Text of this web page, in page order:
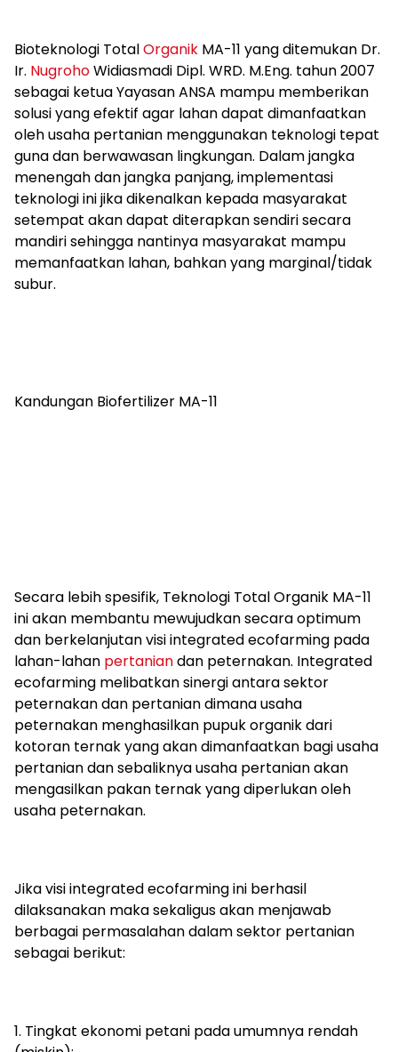
Bioteknologi TotalOrganik MA-11 yang ditemukan Dr.
Ir. NugrohoWidiasmadi Dipl. WRD. M.Eng. tahun 2007
sebagai ketua Yayasan ANSA mampu memberikan
solusi yang efektif agar lahan dapat dimanfaatkan
oleh usaha pertanian menggunakan teknologi tepat
guna dan berwawasan lingkungan. Dalam jangka
menengah dan jangka panjang, implementasi
teknologi ini jika dikenalkan kepada masyarakat
setempat akan dapat diterapkan sendiri secara
mandiri sehingga nantinya masyarakat mampu
memanfaatkan lahan, bahkan yang marginal/tidak
subur.
Kandungan Biofertilizer MA-11
Secara lebih spesifik, Teknologi Total Organik MA-11
ini akan membantu mewujudkan secara optimum
dan berkelanjutan visi integrated ecofarming pada
lahan-lahan pertaniandan peternakan. Integrated
ecofarming melibatkan sinergi antara sektor
peternakan dan pertanian dimana usaha
peternakan menghasilkan pupuk organik dari
kotoran ternak yang akan dimanfaatkan bagi usaha
pertanian dan sebaliknya usaha pertanian akan
mengasilkan pakan ternak yang diperlukan oleh
usaha peternakan.
Jika visi integrated ecofarming ini berhasil
dilaksanakan maka sekaligus akan menjawab
berbagai permasalahan dalam sektor pertanian
sebagai berikut:
1. Tingkat ekonomi petani pada umumnya rendah